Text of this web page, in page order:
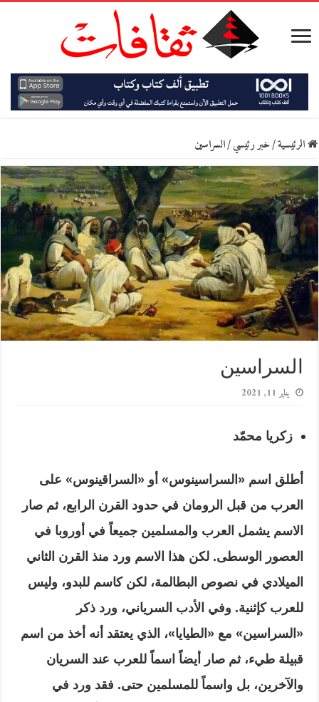
الرئيسية/خبر رئيسي/السراسين
السراسين
يناير 11, 2021
زكريا محمّد
أطلق اسم «السراسينوس» أو «السراقينوس» على
العرب من قبل الرومان في حدود القرن الرابع، ثم صار
الاسم يشمل العرب والمسلمين جميعاً في أوروبا في
العصور الوسطى. لكن هذا الاسم ورد منذ القرن الثاني
الميلادي في نصوص البطالمة، لكن كاسم للبدو، وليس
للعرب كإثنية. وفي الأدب السرياني، ورد ذكر
«السراسين» مع «الطيايا»، الذي يعتقد أنه أخذ من اسم
قبيلة طيء، ثم صار أيضاً اسماً للعرب عند السريان
والآخرين، بل واسماً للمسلمين حتى. فقد ورد في